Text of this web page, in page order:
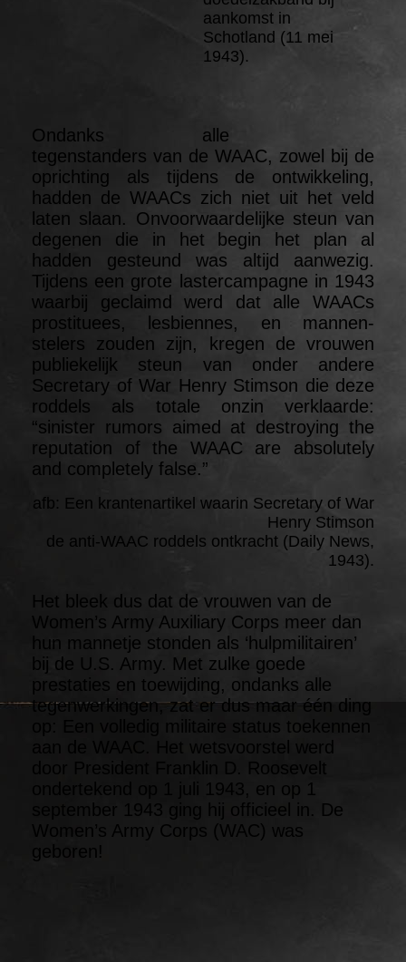
aankomst in
Schotland (11 mei
1943).
Ondanks alle
tegenstanders van de WAAC, zowel bij de
oprichting als tijdens de ontwikkeling,
hadden de WAACs zich niet uit het veld
laten slaan. Onvoorwaardelijke steun van
degenen die in het begin het plan al
hadden gesteund was altijd aanwezig.
Tijdens een grote lastercampagne in 1943
waarbij geclaimd werd dat alle WAACs
prostituees, lesbiennes, en mannen-
stelers zouden zijn, kregen de vrouwen
publiekelijk steun van onder andere
Secretary of War Henry Stimson die deze
roddels als totale onzin verklaarde:
“sinister rumors aimed at destroying the
reputation of the WAAC are absolutely
and completely false.”
afb: Een krantenartikel waarin Secretary of War
Henry Stimson
de anti-WAAC roddels ontkracht (Daily News,
1943).
Het bleek dus dat de vrouwen van de
Women’s Army Auxiliary Corps meer dan
hun mannetje stonden als ‘hulpmilitairen’
bij de U.S. Army. Met zulke goede
prestaties en toewijding, ondanks alle
tegenwerkingen, zat er dus maar één ding
op: Een volledig militaire status toekennen
aan de WAAC. Het wetsvoorstel werd
ondertekend op 1 juli 1943, en op 1
september 1943 ging hij officieel in. De
Women’s Army Corps (WAC) was
geboren!